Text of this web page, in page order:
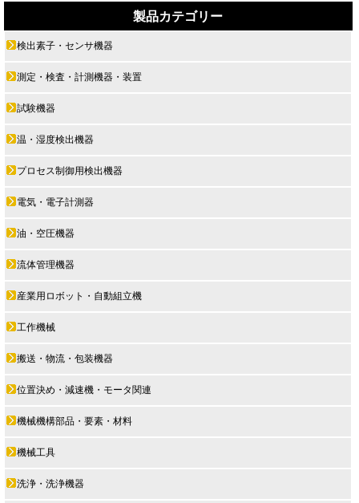
製品カテゴリー
検出素子・センサ機器
測定・検査・計測機器・装置
試験機器
温・湿度検出機器
プロセス制御用検出機器
電気・電子計測器
油・空圧機器
流体管理機器
産業用ロボット・自動組立機
工作機械
搬送・物流・包装機器
位置決め・減速機・モータ関連
機械機構部品・要素・材料
機械工具
洗浄・洗浄機器